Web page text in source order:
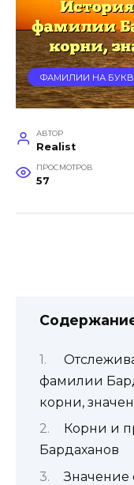
ФАМИЛИИ НА
АВТОР
Realist
ПРОСМОТРОВ
57
фамилии
корни,
Корни и
Бардаханов
Значение